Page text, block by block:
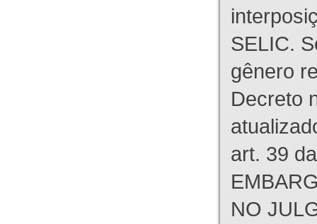
SELIC.
gênero
Decreto
art. 39
NO